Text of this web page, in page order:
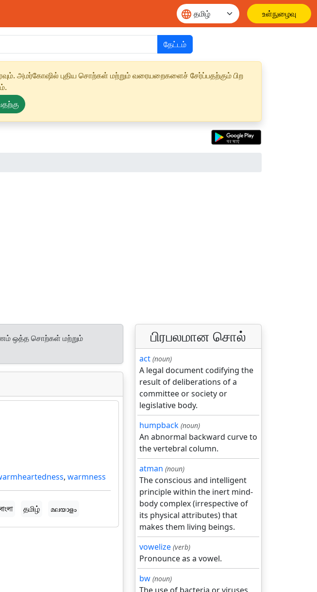
உள்நுழைவு
தேட்டம்
அமர்கோஷில் புதிய சொற்கள் மற்றும் வரையறைகளைச் சேர்ப்பதற்கும் பிற
ஒத்த சொற்கள் மற்றும்
, warmness
বাংলা தமிழ் മലയാളം
பிரபலமான சொல்
act (noun)
A legal document codifying the
result of deliberations of a
committee or society or
legislative body.
humpback (noun)
An abnormal backward curve to
the vertebral column.
atman (noun)
The conscious and intelligent
principle within the inert mind-
body complex (irrespective of
its physical attributes) that
makes them living beings.
vowelize (verb)
Pronounce as a vowel.
bw (noun)